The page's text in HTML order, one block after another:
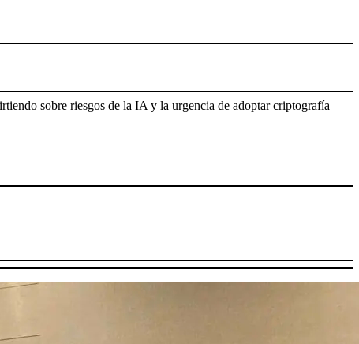
sobre riesgos de la IA y la urgencia de adoptar criptografía